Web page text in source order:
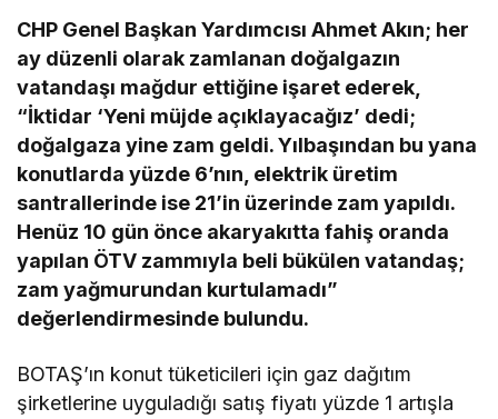
CHP Genel Başkan Yardımcısı Ahmet Akın; her
ay düzenli olarak zamlanan doğalgazın
vatandaşı mağdur ettiğine işaret ederek,
“İktidar ‘Yeni müjde açıklayacağız’ dedi;
doğalgaza yine zam geldi. Yılbaşından bu yana
konutlarda yüzde 6’nın, elektrik üretim
santrallerinde ise 21’in üzerinde zam yapıldı.
Henüz 10 gün önce akaryakıtta fahiş oranda
yapılan ÖTV zammıyla beli bükülen vatandaş;
zam yağmurundan kurtulamadı”
değerlendirmesinde bulundu.
BOTAŞ’ın konut tüketicileri için gaz dağıtım
şirketlerine uyguladığı satış fiyatı yüzde 1 artışla